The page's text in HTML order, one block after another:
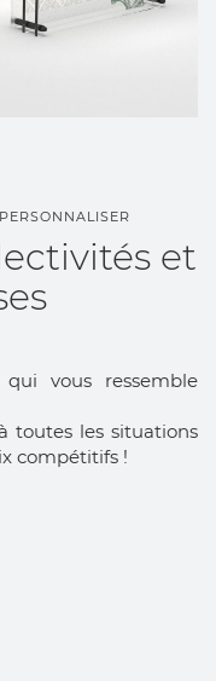
et
vous ressemble
toutes les situations
compétitifs !